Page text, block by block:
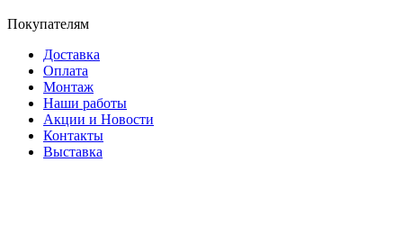
Покупателям
Доставка
Оплата
Монтаж
Наши работы
Акции и Новости
Контакты
Выставка